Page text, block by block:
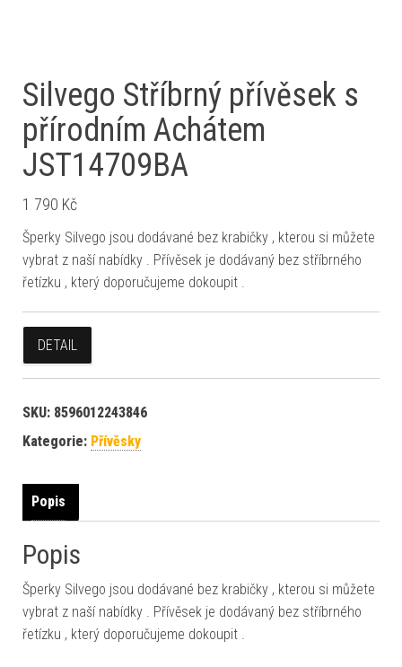
Silvego Stříbrný přívěsek s
přírodním Achátem
JST14709BA
1 790 Kč
Šperky Silvego jsou dodávané bez krabičky , kterou si můžete
vybrat z naší nabídky . Přívěsek je dodávaný bez stříbrného
řetízku , který doporučujeme dokoupit .
DETAIL
SKU: 8596012243846
Kategorie: Přívěsky
Popis
Popis
Šperky Silvego jsou dodávané bez krabičky , kterou si můžete
vybrat z naší nabídky . Přívěsek je dodávaný bez stříbrného
řetízku , který doporučujeme dokoupit .